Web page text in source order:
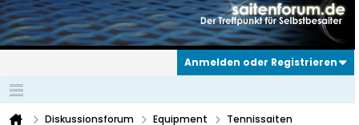
Anmelden oder Registrieren
Diskussionsforum Equipment
Tennissaiten